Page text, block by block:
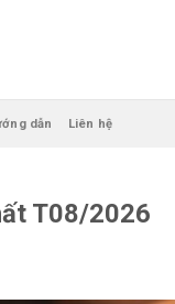
dẫn Liên hệ
T08/2026